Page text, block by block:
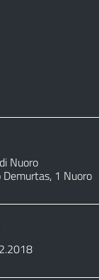
Nuoro
1 Nuoro